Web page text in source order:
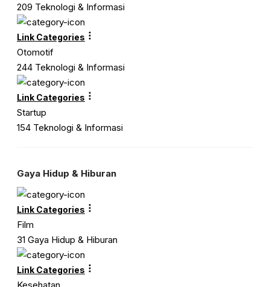
209 Teknologi & Informasi
Link Categories
Otomotif
244 Teknologi & Informasi
Link Categories
Startup
154 Teknologi & Informasi
Gaya Hidup & Hiburan
Link Categories
Film
31 Gaya Hidup & Hiburan
Link Categories